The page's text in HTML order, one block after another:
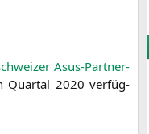
Asus-Part­ner-
Quar­tal 2020 ver­füg­